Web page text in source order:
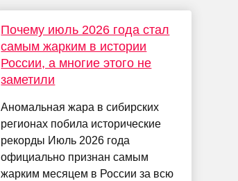
Почему июль 2026 года стал
самым жарким в истории
России, а многие этого не
заметили
Аномальная жара в сибирских
регионах побила исторические
рекорды Июль 2026 года
официально признан самым
жарким месяцем в России за всю